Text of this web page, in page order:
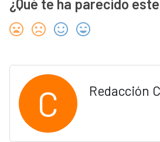
¿Qué te ha parecido
C Redacción